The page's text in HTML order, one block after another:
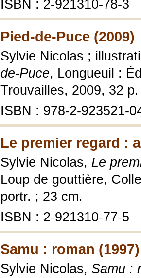
ISBN : 2-921310-78-3
Pied-de-Puce (2009)
Sylvie Nicolas ;
de-Puce, Longueuil :
Trouvailles, 2009, 32
ISBN : 978-2-923521-
Le premier regard :
Sylvie Nicolas, Le
Loup de gouttière,
portr. ; 23 cm.
ISBN : 2-921310-77-5
Samu : roman (1997)
Sylvie Nicolas, Samu :